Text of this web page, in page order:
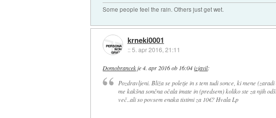
Some people feel the rain. Others just get wet.
krneki0001
::5. apr 2016, 21:11
Domobrancekje4. apr 2016 ob 16:04 izjavil:
Pozdravljeni. Bliža se poletje in s tem tudi sonce, ki mene
me kakšna sončna očala imate in (predsem) koliko ste za njih
več..ali so povsem enaka tistimi za 10€? Hvala Lp